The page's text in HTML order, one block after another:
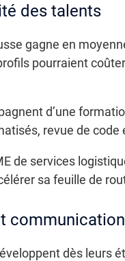
des talents
gagne en
pourraient
d’une
revue de code
de services
sa feuille de
dès leurs